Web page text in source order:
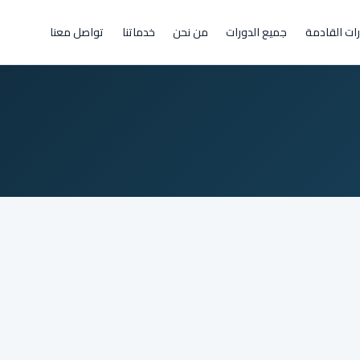
القادمة جميع الدورات من نحن خدماتنا تواصل معنا